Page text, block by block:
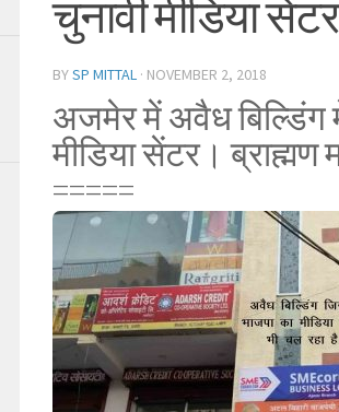
चुनावी मीडिया
BYSP MITTAL · NOVEMBER 2, 2018
अजमेर में अवैध बिल्डिंग
मीडिया सेंटर।
=====